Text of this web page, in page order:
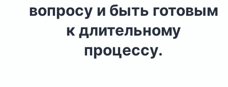
вопросу и быть готовым
к длительному
процессу.